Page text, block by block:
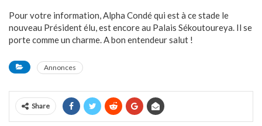
Pour votre information, Alpha Condé qui est à ce stade le
nouveau Président élu, est encore au Palais Sékoutoureya. Il se
porte comme un charme. A bon entendeur salut !
Annonces
Share